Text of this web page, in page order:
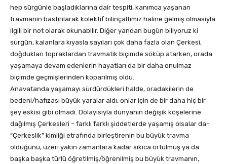
hep sürgünle başladıklarına dair tespiti, kanımca yaşanan
travmanın bastırılarak kolektif bilinçaltımız haline gelmiş olmasıyla
ilgili bir not olarak okunabilir. Diğer yandan bugün biliyoruz ki
sürgün, kalanlara kıyasla sayıları çok daha fazla olan Çerkesi,
doğdukları topraklardan travmatik biçimde söküp atarken, orada
yaşamaya devam edenlerin hayatları da bir daha onulmaz
biçimde geçmişlerinden koparılmış oldu.
Anavatanda yaşamayı sürdürdükleri halde, oradakilerin de
bedeni/hafızası büyük yaralar aldı, onlar için de bir daha hiç bir
şey eskisi gibi olmadı. Dolayısıyla dünyanın değişik köşelerine
dağılmış Çerkesleri – farklı farklı şiddetlerde yaşamış olsalar da-
“Çerkeslik” kimliği etrafında birleştirenin bu büyük travma
olduğunu, üzeri yakın zamanlara kadar sıkıca örtülmüş ya da
başka başka türlü öğretilmiş/öğrenilmiş bu büyük travmanın,